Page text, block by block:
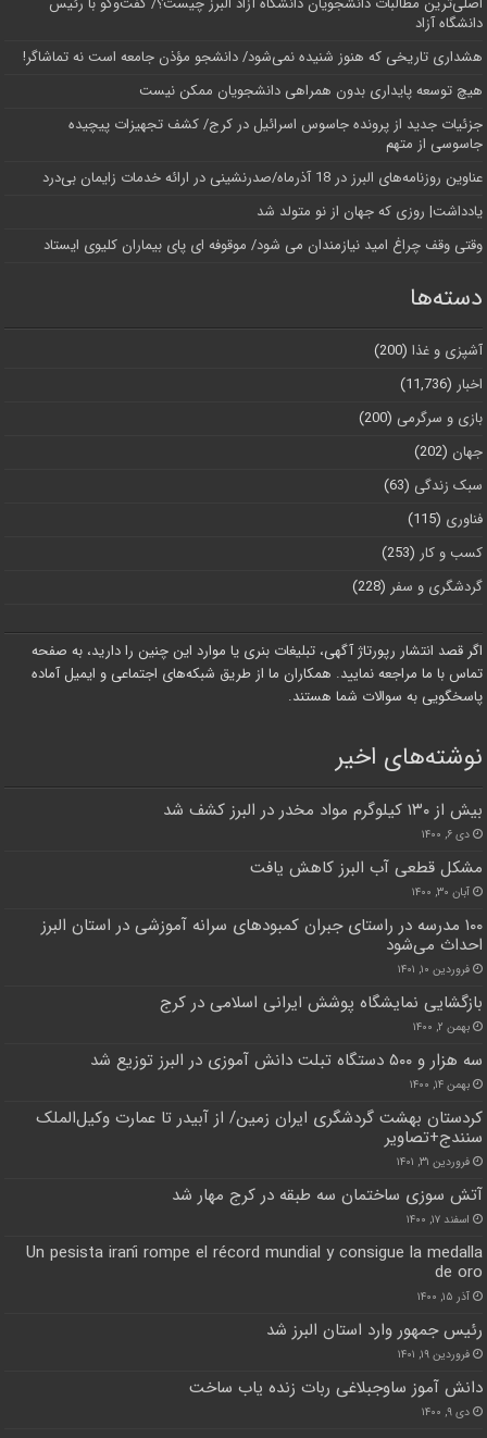
دانشگاه آز‌اد
هشداری تاریخی که هنوز شنیده نمی‌شود/ دانشجو مؤذن جامعه است نه تماشاگر!
هیچ توسعه پایداری بدون همراهی دانشجویان ممکن نیست
جزئیات جدید از پرونده جاسوس اسرائیل در کرج/‌ کشف تجهیزات پیچیده
جاسوسی از متهم
عناوین روزنامه‌های البرز در ‌18 آذرماه/صدرنشینی در ارائه خدمات زایمان بی‌درد
یادداشت| روزی که جهان از نو متولد شد
وقتی وقف چراغ امید نیازمندان می شود/ موقوفه ای پای بیماران کلیوی ایستاد
دسته‌ها
آشپزی و غذا (200)
اخبار (11,736)
بازی و سرگرمی (200)
جهان (202)
سبک زندگی (63)
فناوری (115)
کسب و کار (253)
گردشگری و سفر (228)
اگر قصد انتشار رپورتاژ آگهی، تبلیغات بنری یا موارد این چنین را دارید، به صفحه
تماس با ما مراجعه نمایید. همکاران ما از طریق شبکه‌های اجتماعی و ایمیل آماده
پاسخگویی به سوالات شما هستند.
نوشته‌های اخیر
بیش از ۱۳۰ کیلوگرم مواد مخدر در البرز کشف شد
دی ۶, ۱۴۰۰
مشکل قطعی آب البرز کاهش یافت
آبان ۳۰, ۱۴۰۰
۱۰۰ مدرسه در راستای جبران کمبودهای سرانه آموزشی در استان البرز
احداث می‌شود
فروردین ۱۰, ۱۴۰۱
بازگشایی نمایشگاه پوشش ایرانی اسلامی در کرج
بهمن ۲, ۱۴۰۰
سه هزار و ۵۰۰ دستگاه تبلت دانش آموزی در البرز توزیع شد
بهمن ۱۴, ۱۴۰۰
کردستان بهشت گردشگری ایران زمین/ از آبیدر تا عمارت وکیل‌الملک
سنندج+تصاویر
فروردین ۳۱, ۱۴۰۱
آتش سوزی ساختمان سه طبقه در کرج مهار شد
اسفند ۱۷, ۱۴۰۰
Un pesista iraní rompe el récord mundial y consigue la medalla
de oro
آذر ۱۵, ۱۴۰۰
رئیس جمهور وارد استان البرز شد
فروردین ۱۹, ۱۴۰۱
دانش آموز ساوجبلاغی ربات زنده یاب ساخت
دی ۹, ۱۴۰۰